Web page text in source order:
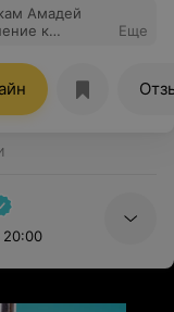
Амадей
к
Еще
20:00